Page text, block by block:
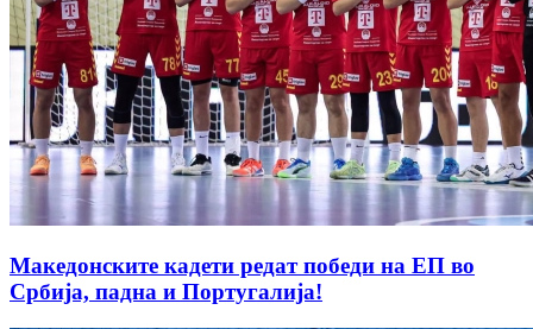
Македонските кадети редат победи на ЕП во
Србија, падна и Португалија!